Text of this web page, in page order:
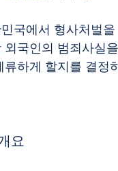
국에서 형사처벌
외국인의 범죄사실
류하게 할지를 결정
요